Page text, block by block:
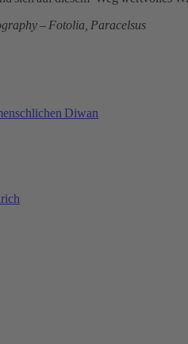
– Fotolia, Paracelsus
Diwan